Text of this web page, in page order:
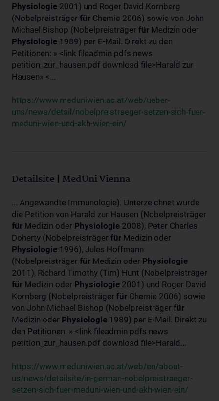
Physiologie 2001) und Roger David Kornberg
(Nobelpreisträger für Chemie 2006) sowie von John
Michael Bishop (Nobelpreisträger für Medizin oder
Physiologie 1989) per E-Mail. Direkt zu den
Petitionen: » <link fileadmin pdfs news
petition_zur_hausen.pdf download file>Harald zur
Hausen» <...
https://www.meduniwien.ac.at/web/ueber-
uns/news/detail/nobelpreistraeger-setzen-sich-fuer-
meduni-wien-und-akh-wien-ein/
Detailsite | MedUni Vienna
... Angewandte Immunologie). Unterzeichnet wurde
die Petition von Harald zur Hausen (Nobelpreisträger
für Medizin oder Physiologie 2008), Peter Charles
Doherty (Nobelpreisträger für Medizin oder
Physiologie 1996), Jules Hoffmann
(Nobelpreisträger für Medizin oder Physiologie
2011), Richard Timothy (Tim) Hunt (Nobelpreisträger
für Medizin oder Physiologie 2001) und Roger David
Kornberg (Nobelpreisträger für Chemie 2006) sowie
von John Michael Bishop (Nobelpreisträger für
Medizin oder Physiologie 1989) per E-Mail. Direkt zu
den Petitionen: » <link fileadmin pdfs news
petition_zur_hausen.pdf download file>Harald...
https://www.meduniwien.ac.at/web/en/about-
us/news/detailsite/in-german-nobelpreistraeger-
setzen-sich-fuer-meduni-wien-und-akh-wien-ein/